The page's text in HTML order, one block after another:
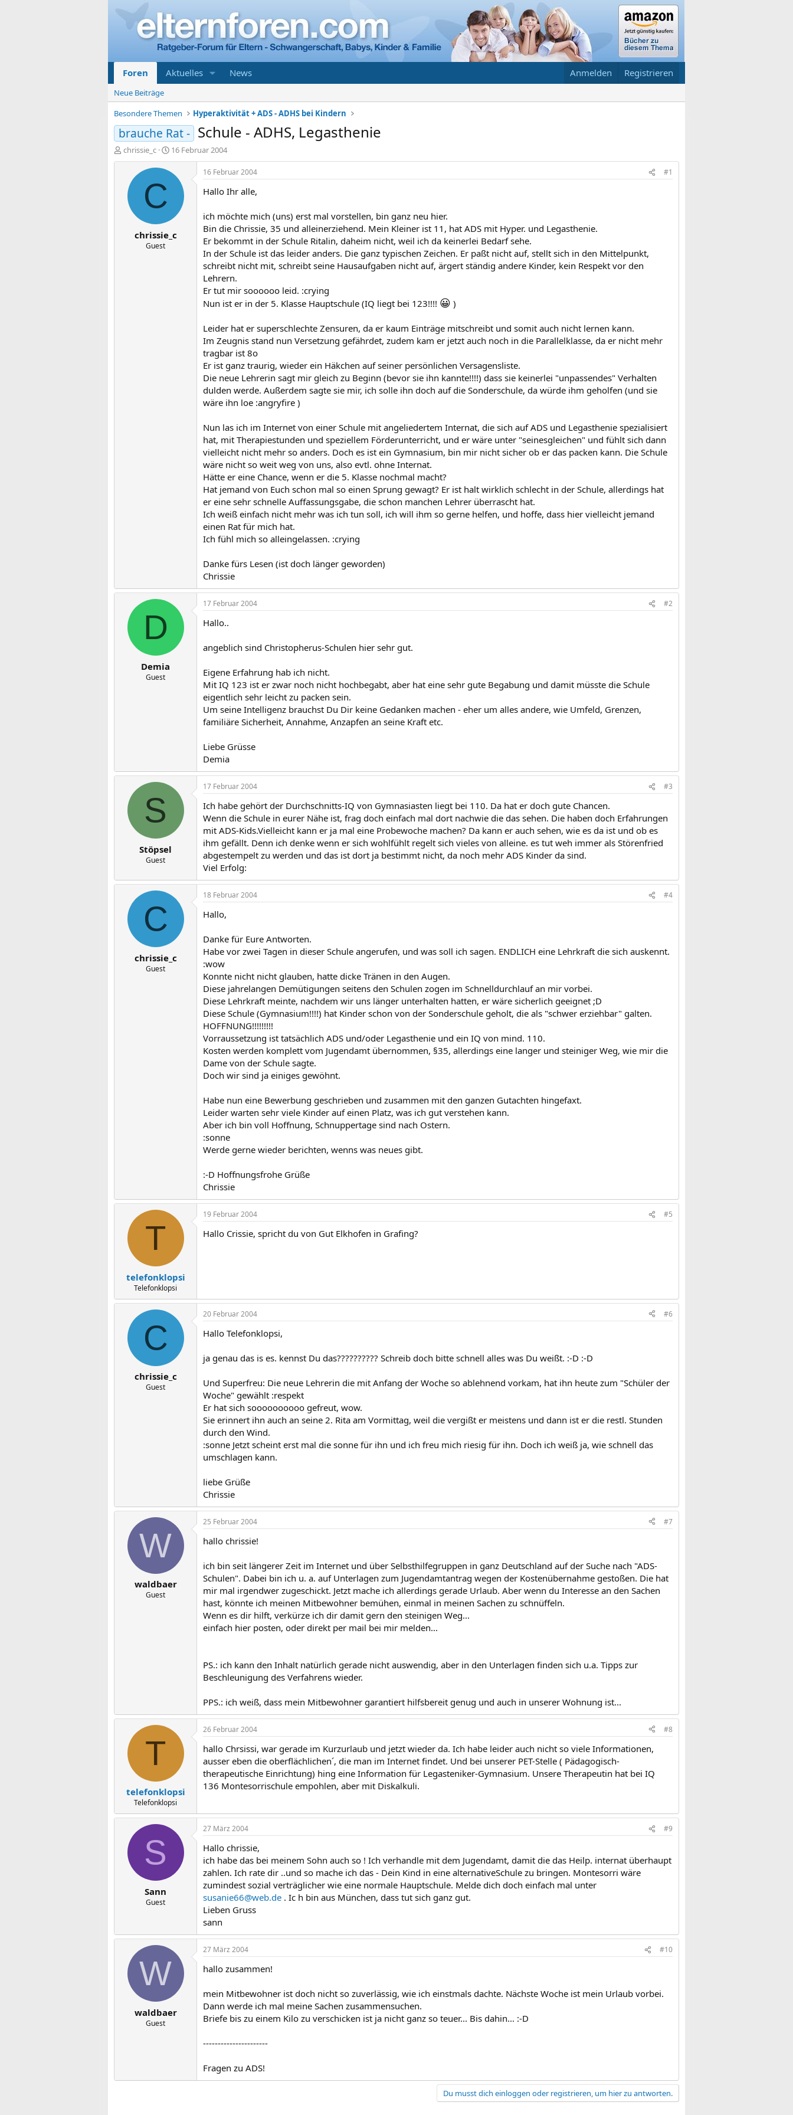
Foren Aktuelles News Anmelden Registrieren
Neue Beiträge
Besondere Themen
Hyperaktivität + ADS - ADHS bei Kindern
brauche Rat - Schule - ADHS, Legasthenie
E
r
chrissie_c
E
r
s
t
a
16 Februar 2004
C
chrissie_c
Guest
16 Februar 2004 #1
Hallo Ihr alle,
ich möchte mich (uns) erst mal vorstellen, bin ganz neu hier.
Bin die Chrissie, 35 und alleinerziehend. Mein Kleiner ist 11, hat ADS mit Hyper. und Legasthenie.
Er bekommt in der Schule Ritalin, daheim nicht, weil ich da keinerlei Bedarf sehe.
In der Schule ist das leider anders. Die ganz typischen Zeichen. Er paßt nicht auf, stellt sich in den Mittelpunkt,
schreibt nicht mit, schreibt seine Hausaufgaben nicht auf, ärgert ständig andere Kinder, kein Respekt vor den
Lehrern.
Er tut mir soooooo leid. :crying
Nun ist er in der 5. Klasse Hauptschule (IQ liegt bei 123!!!! 😀 )
Leider hat er superschlechte Zensuren, da er kaum Einträge mitschreibt und somit auch nicht lernen kann.
Im Zeugnis stand nun Versetzung gefährdet, zudem kam er jetzt auch noch in die Parallelklasse, da er nicht mehr
tragbar ist 8o
Er ist ganz traurig, wieder ein Häkchen auf seiner persönlichen Versagensliste.
Die neue Lehrerin sagt mir gleich zu Beginn (bevor sie ihn kannte!!!!) dass sie keinerlei "unpassendes" Verhalten
dulden werde. Außerdem sagte sie mir, ich solle ihn doch auf die Sonderschule, da würde ihm geholfen (und sie
wäre ihn loe :angryfire )
Nun las ich im Internet von einer Schule mit angeliedertem Internat, die sich auf ADS und Legasthenie spezialisiert
hat, mit Therapiestunden und speziellem Förderunterricht, und er wäre unter "seinesgleichen" und fühlt sich dann
vielleicht nicht mehr so anders. Doch es ist ein Gymnasium, bin mir nicht sicher ob er das packen kann. Die Schule
wäre nicht so weit weg von uns, also evtl. ohne Internat.
Hätte er eine Chance, wenn er die 5. Klasse nochmal macht?
Hat jemand von Euch schon mal so einen Sprung gewagt? Er ist halt wirklich schlecht in der Schule, allerdings hat
er eine sehr schnelle Auffassungsgabe, die schon manchen Lehrer überrascht hat.
Ich weiß einfach nicht mehr was ich tun soll, ich will ihm so gerne helfen, und hoffe, dass hier vielleicht jemand
einen Rat für mich hat.
Ich fühl mich so alleingelassen. :crying
Danke fürs Lesen (ist doch länger geworden)
Chrissie
D
Demia
Guest
17 Februar 2004 #2
Hallo..
angeblich sind Christopherus-Schulen hier sehr gut.
Eigene Erfahrung hab ich nicht.
Mit IQ 123 ist er zwar noch nicht hochbegabt, aber hat eine sehr gute Begabung und damit müsste die Schule
eigentlich sehr leicht zu packen sein.
Um seine Intelligenz brauchst Du Dir keine Gedanken machen - eher um alles andere, wie Umfeld, Grenzen,
familiäre Sicherheit, Annahme, Anzapfen an seine Kraft etc.
Liebe Grüsse
Demia
S
Stöpsel
Guest
17 Februar 2004 #3
Ich habe gehört der Durchschnitts-IQ von Gymnasiasten liegt bei 110. Da hat er doch gute Chancen.
Wenn die Schule in eurer Nähe ist, frag doch einfach mal dort nachwie die das sehen. Die haben doch Erfahrungen
mit ADS-Kids.Vielleicht kann er ja mal eine Probewoche machen? Da kann er auch sehen, wie es da ist und ob es
ihm gefällt. Denn ich denke wenn er sich wohlfühlt regelt sich vieles von alleine. es tut weh immer als Störenfried
abgestempelt zu werden und das ist dort ja bestimmt nicht, da noch mehr ADS Kinder da sind.
Viel Erfolg:
C
chrissie_c
Guest
18 Februar 2004 #4
Hallo,
Danke für Eure Antworten.
Habe vor zwei Tagen in dieser Schule angerufen, und was soll ich sagen. ENDLICH eine Lehrkraft die sich auskennt.
:wow
Konnte nicht nicht glauben, hatte dicke Tränen in den Augen.
Diese jahrelangen Demütigungen seitens den Schulen zogen im Schnelldurchlauf an mir vorbei.
Diese Lehrkraft meinte, nachdem wir uns länger unterhalten hatten, er wäre sicherlich geeignet ;D
Diese Schule (Gymnasium!!!!) hat Kinder schon von der Sonderschule geholt, die als "schwer erziehbar" galten.
HOFFNUNG!!!!!!!!!
Vorraussetzung ist tatsächlich ADS und/oder Legasthenie und ein IQ von mind. 110.
Kosten werden komplett vom Jugendamt übernommen, §35, allerdings eine langer und steiniger Weg, wie mir die
Dame von der Schule sagte.
Doch wir sind ja einiges gewöhnt.
Habe nun eine Bewerbung geschrieben und zusammen mit den ganzen Gutachten hingefaxt.
Leider warten sehr viele Kinder auf einen Platz, was ich gut verstehen kann.
Aber ich bin voll Hoffnung, Schnuppertage sind nach Ostern.
:sonne
Werde gerne wieder berichten, wenns was neues gibt.
:-D Hoffnungsfrohe Grüße
Chrissie
T
telefonklopsi
Telefonklopsi
19 Februar 2004 #5
Hallo Crissie, spricht du von Gut Elkhofen in Grafing?
C
chrissie_c
Guest
20 Februar 2004 #6
Hallo Telefonklopsi,
ja genau das is es. kennst Du das?????????? Schreib doch bitte schnell alles was Du weißt. :-D :-D
Und Superfreu: Die neue Lehrerin die mit Anfang der Woche so ablehnend vorkam, hat ihn heute zum "Schüler der
Woche" gewählt :respekt
Er hat sich soooooooooo gefreut, wow.
Sie erinnert ihn auch an seine 2. Rita am Vormittag, weil die vergißt er meistens und dann ist er die restl. Stunden
durch den Wind.
:sonne Jetzt scheint erst mal die sonne für ihn und ich freu mich riesig für ihn. Doch ich weiß ja, wie schnell das
umschlagen kann.
liebe Grüße
Chrissie
W
waldbaer
Guest
25 Februar 2004 #7
hallo chrissie!
ich bin seit längerer Zeit im Internet und über Selbsthilfegruppen in ganz Deutschland auf der Suche nach "ADS-
Schulen". Dabei bin ich u. a. auf Unterlagen zum Jugendamtantrag wegen der Kostenübernahme gestoßen. Die hat
mir mal irgendwer zugeschickt. Jetzt mache ich allerdings gerade Urlaub. Aber wenn du Interesse an den Sachen
hast, könnte ich meinen Mitbewohner bemühen, einmal in meinen Sachen zu schnüffeln.
Wenn es dir hilft, verkürze ich dir damit gern den steinigen Weg...
einfach hier posten, oder direkt per mail bei mir melden...
PS.: ich kann den Inhalt natürlich gerade nicht auswendig, aber in den Unterlagen finden sich u.a. Tipps zur
Beschleunigung des Verfahrens wieder.
PPS.: ich weiß, dass mein Mitbewohner garantiert hilfsbereit genug und auch in unserer Wohnung ist...
T
telefonklopsi
Telefonklopsi
26 Februar 2004 #8
hallo Chrsissi, war gerade im Kurzurlaub und jetzt wieder da. Ich habe leider auch nicht so viele Informationen,
ausser eben die oberflächlichen´, die man im Internet findet. Und bei unserer PET-Stelle ( Pädagogisch-
therapeutische Einrichtung) hing eine Information für Legasteniker-Gymnasium. Unsere Therapeutin hat bei IQ
136 Montesorrischule empohlen, aber mit Diskalkuli.
S
Sann
Guest
27 März 2004 #9
Hallo chrissie,
ich habe das bei meinem Sohn auch so ! Ich verhandle mit dem Jugendamt, damit die das Heilp. internat überhaupt
zahlen. Ich rate dir ..und so mache ich das - Dein Kind in eine alternativeSchule zu bringen. Montesorri wäre
zumindest sozial verträglicher wie eine normale Hauptschule. Melde dich doch einfach mal unter
susanie66@web.de . Ic h bin aus München, dass tut sich ganz gut.
Lieben Gruss
sann
W
waldbaer
Guest
27 März 2004 #10
hallo zusammen!
mein Mitbewohner ist doch nicht so zuverlässig, wie ich einstmals dachte. Nächste Woche ist mein Urlaub vorbei.
Dann werde ich mal meine Sachen zusammensuchen.
Briefe bis zu einem Kilo zu verschicken ist ja nicht ganz so teuer... Bis dahin... :-D
----------------------
Fragen zu ADS!
Du musst dich einloggen oder registrieren, um hier zu antworten.